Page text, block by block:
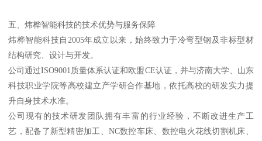
五、炜桦智能科技的技术优势与服务保障
炜桦智能科技自2005年成立以来，始终致力于冷弯型钢及非标型材
结构研究、设计与开发。
公司通过ISO9001质量体系认证和欧盟CE认证，并与济南大学、山东
科技职业学院等高校建立产学研合作基地，依托高校的研发实力提
升自身技术水准。
公司现有的技术研发团队拥有丰富的行业经验，不断改进生产工
艺，配备了新型精密加工、NC数控车床、数控电火花线切割机床、